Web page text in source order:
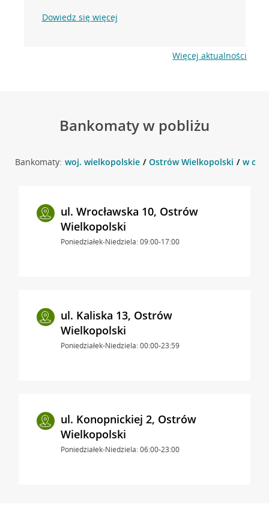
Dowiedz się więcej
Więcej aktualności
Bankomaty w pobliżu
Bankomaty: woj. wielkopolskie Ostrów Wielkopolski w
ul. Wrocławska 10, Ostrów
Wielkopolski
Poniedziałek-Niedziela: 09:00-17:00
ul. Kaliska 13, Ostrów
Wielkopolski
Poniedziałek-Niedziela: 00:00-23:59
ul. Konopnickiej 2, Ostrów
Wielkopolski
Poniedziałek-Niedziela: 06:00-23:00